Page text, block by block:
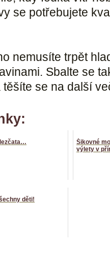
se potřebujete
nemusíte trpět
Sbalte se
těšíte se na další
Šikovné
výlety v
děti!